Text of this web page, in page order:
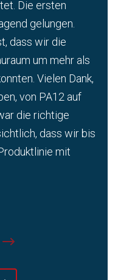
Die ersten
gelungen.
dass wir die
um mehr als
Vielen Dank,
von PA12 auf
die richtige
dass wir bis
mit